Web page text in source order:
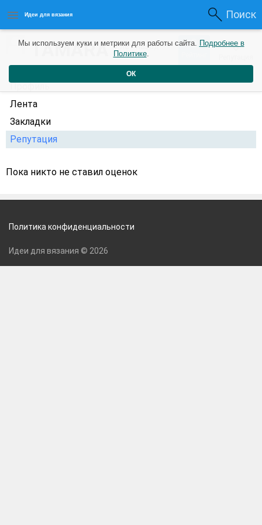
Идеи для вязания Поиск
TAMARA7 лет назад 0 0
Профиль
Лента
Закладки
Репутация
Пока никто не ставил оценок
Мы используем куки и метрики для работы сайта. Подробнее в
Политике.
ОК
Политика конфиденциальности
Идеи для вязания © 2026